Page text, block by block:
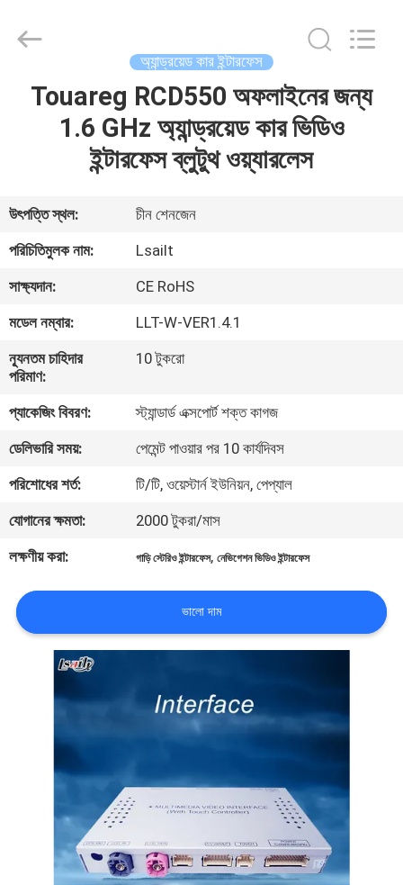
বাড়ি
ভিডিও
সম্পর্কে
কারখানা
মান
নিয়ন্ত্রণ
যোগাযোগ
করুন
খবর
PRIVACY
POLICY
Electron
Co.,Ltd.
Reserved.
অ্যান্ড্রয়েড কার ইন্টারফেস
Touareg RCD550 অফলাইনের জন্য
1.6 GHz অ্যান্ড্রয়েড কার ভিডিও
ইন্টারফেস ব্লুটুথ ওয়্যারলেস
উৎপত্তি স্থল:
চীন শেনজেন
পরিচিতিমুলক নাম:
Lsailt
সাক্ষ্যদান:
CE RoHS
মডেল নম্বার:
LLT-W-VER1.4.1
ন্যূনতম চাহিদার
পরিমাণ:
10 টুকরো
প্যাকেজিং বিবরণ:
স্ট্যান্ডার্ড এক্সপোর্ট শক্ত কাগজ
ডেলিভারি সময়:
পেমেন্ট পাওয়ার পর 10 কার্যদিবস
পরিশোধের শর্ত:
টি/টি, ওয়েস্টার্ন ইউনিয়ন, পেপ্যাল
যোগানের ক্ষমতা:
2000 টুকরা/মাস
লক্ষণীয় করা:
গাড়ি স্টেরিও ইন্টারফেস,নেভিগেশন ভিডিও ইন্টারফেস
ভালো দাম